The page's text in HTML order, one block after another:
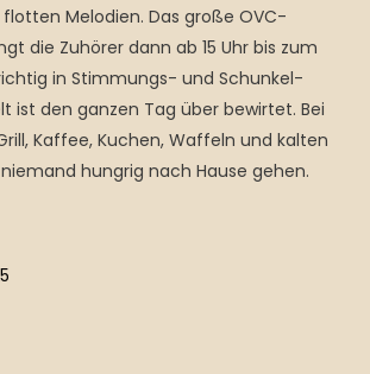
Melodien. Das große OVC-
die Zuhörer dann ab 15 Uhr bis zum
in Stimmungs- und Schunkel-
ist den ganzen Tag über bewirtet. Bei
Kaffee, Kuchen, Waffeln und kalten
hungrig nach Hause gehen.